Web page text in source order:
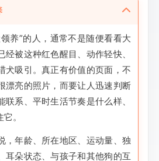
养”的人，通常不是随便看看大
被这种红色醒目、动作轻快、
犬吸引。真正有价值的页面，不
漂亮的照片，而要让人迅速判断
系、平时生活节奏是什么样、
。
，年龄、所在地区、运动量、独
耳朵状态、与孩子和其他狗的互